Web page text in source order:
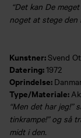
“Det kan De
noget at stege den
Kunstner:Svend
Datering:1972
Oprindelse:
Type/Materiale:
“Men det har jeg!”
tinkrampe!” og så
midt i den.